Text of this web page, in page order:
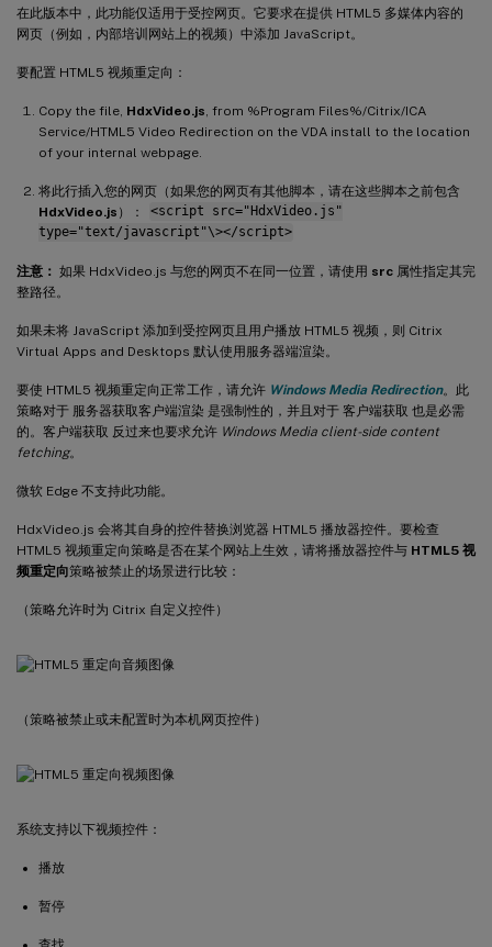
在此版本中，此功能仅适用于受控网页。它要求在提供 HTML5 多媒体内容的
网页（例如，内部培训网站上的视频）中添加 JavaScript。
要配置 HTML5 视频重定向：
Copy the file, HdxVideo.js , from %Program Files%/Citrix/ICA
Service/HTML5 Video Redirection on the VDA install to the location
of your internal webpage.
将此行插入您的网页（如果您的网页有其他脚本，请在这些脚本之前包含
HdxVideo.js ）：
<script src="HdxVideo.js"
type="text/javascript"\></script>
注意： 如果 HdxVideo.js 与您的网页不在同一位置，请使用 src 属性指定其完
整路径。
如果未将 JavaScript 添加到受控网页且用户播放 HTML5 视频，则 Citrix
Virtual Apps and Desktops 默认使用服务器端渲染。
要使 HTML5 视频重定向正常工作，请允许 Windows Media Redirection。此
策略对于 服务器获取客户端渲染 是强制性的，并且对于 客户端获取 也是必需
的。客户端获取 反过来也要求允许 Windows Media client-side content
fetching。
微软 Edge 不支持此功能。
HdxVideo.js 会将其自身的控件替换浏览器 HTML5 播放器控件。要检查
HTML5 视频重定向策略是否在某个网站上生效，请将播放器控件与 HTML5 视
频重定向策略被禁止的场景进行比较：
（策略允许时为 Citrix 自定义控件）
（策略被禁止或未配置时为本机网页控件）
系统支持以下视频控件：
播放
暂停